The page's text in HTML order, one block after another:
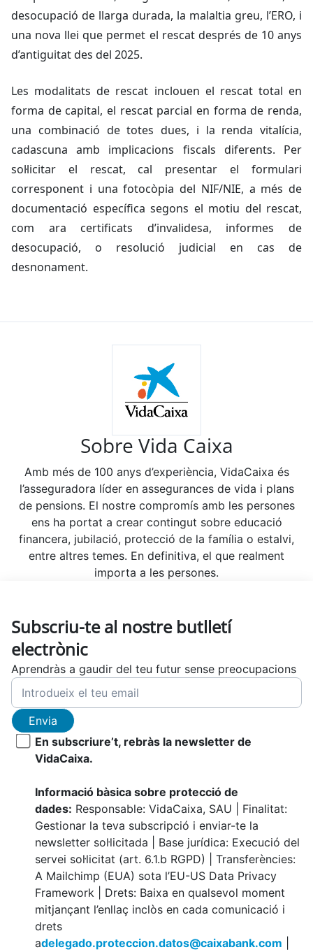
desocupació de llarga durada, la malaltia greu, l’ERO, i
una nova llei que permet el rescat després de 10 anys
d’antiguitat des del 2025.
Les modalitats de rescat inclouen el rescat total en
forma de capital, el rescat parcial en forma de renda,
una combinació de totes dues, i la renda vitalícia,
cadascuna amb implicacions fiscals diferents. Per
sol·licitar el rescat, cal presentar el formulari
corresponent i una fotocòpia del NIF/NIE, a més de
documentació específica segons el motiu del rescat,
com ara certificats d’invalidesa, informes de
desocupació, o resolució judicial en cas de
desnonament.
Sobre Vida Caixa
Amb més de 100 anys d’experiència, VidaCaixa és
l’asseguradora líder en assegurances de vida i plans
de pensions. El nostre compromís amb les persones
ens ha portat a crear contingut sobre educació
financera, jubilació, protecció de la família o estalvi,
entre altres temes. En definitiva, el que realment
importa a les persones.
Subscriu-te al nostre butlletí
electrònic
Aprendràs a gaudir del teu futur sense preocupacions
Envia
En subscriure’t, rebràs la newsletter de
VidaCaixa.
Informació bàsica sobre protecció de
dades: Responsable: VidaCaixa, SAU | Finalitat:
Gestionar la teva subscripció i enviar-te la
newsletter sol·licitada | Base jurídica: Execució del
servei sol·licitat (art. 6.1.b RGPD) | Transferències:
A Mailchimp (EUA) sota l’EU-US Data Privacy
Framework | Drets: Baixa en qualsevol moment
mitjançant l’enllaç inclòs en cada comunicació i
drets
adelegado.proteccion.datos@caixabank.com